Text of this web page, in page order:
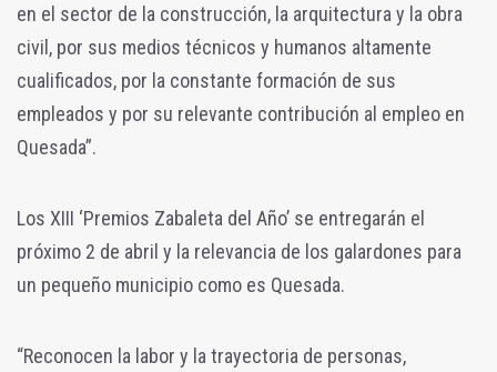
en el sector de la construcción, la arquitectura y la obra
civil, por sus medios técnicos y humanos altamente
cualificados, por la constante formación de sus
empleados y por su relevante contribución al empleo en
Quesada”.
Los XIII ‘Premios Zabaleta del Año’ se entregarán el
próximo 2 de abril y la relevancia de los galardones para
un pequeño municipio como es Quesada.
“Reconocen la labor y la trayectoria de personas,